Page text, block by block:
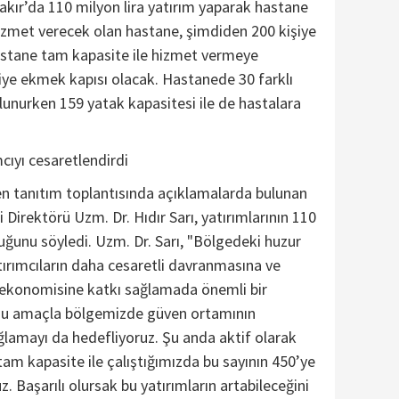
110 milyon lira yatırım yaparak hastane
verecek olan hastane, şimdiden 200 kişiye
tam kapasite ile hizmet vermeye
ekmek kapısı olacak. Hastanede 30 farklı
159 yatak kapasitesi ile de hastalara
cesaretlendirdi
tanıtım toplantısında açıklamalarda bulunan
Uzm. Dr. Hıdır Sarı, yatırımlarının 110
söyledi. Uzm. Dr. Sarı, "Bölgedeki huzur
daha cesaretli davranmasına ve
katkı sağlamada önemli bir
amaçla bölgemizde güven ortamının
da hedefliyoruz. Şu anda aktif olarak
kapasite ile çalıştığımızda bu sayının 450’ye
Başarılı olursak bu yatırımların artabileceğini